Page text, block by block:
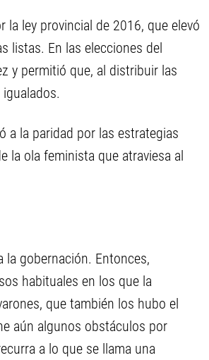
la ley provincial de 2016, que elevó
listas. En las elecciones del
y permitió que, al distribuir las
a la paridad por las estrategias
la ola feminista que atraviesa al
la gobernación. Entonces,
habituales en los que la
que también los hubo el
aún algunos obstáculos por
a lo que se llama una